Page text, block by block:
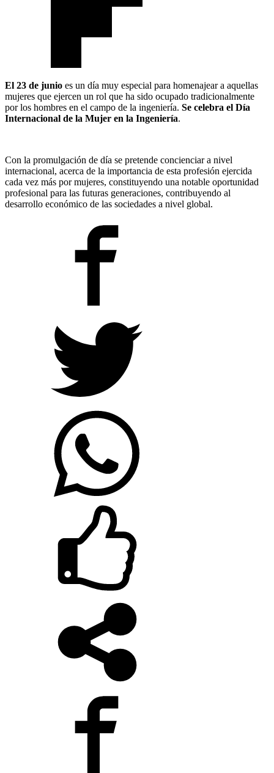
El 23 de junio es un día muy especial para homenajear a aquellas
mujeres que ejercen un rol que ha sido ocupado tradicionalmente
por los hombres en el campo de la ingeniería. Se celebra el Día
Internacional de la Mujer en la Ingeniería.
Con la promulgación de día se pretende concienciar a nivel
internacional, acerca de la importancia de esta profesión ejercida
cada vez más por mujeres, constituyendo una notable oportunidad
profesional para las futuras generaciones, contribuyendo al
desarrollo económico de las sociedades a nivel global.